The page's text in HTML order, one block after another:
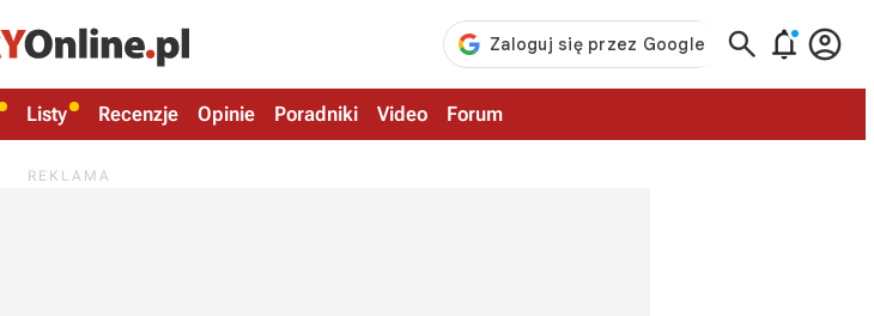
  
Listy Recenzje Opinie Poradniki Video Forum